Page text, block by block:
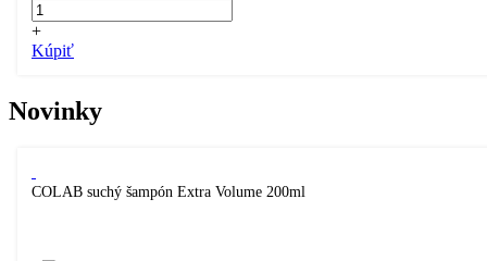
+
Kúpiť
Novinky
COLAB suchý šampón Extra Volume 200ml